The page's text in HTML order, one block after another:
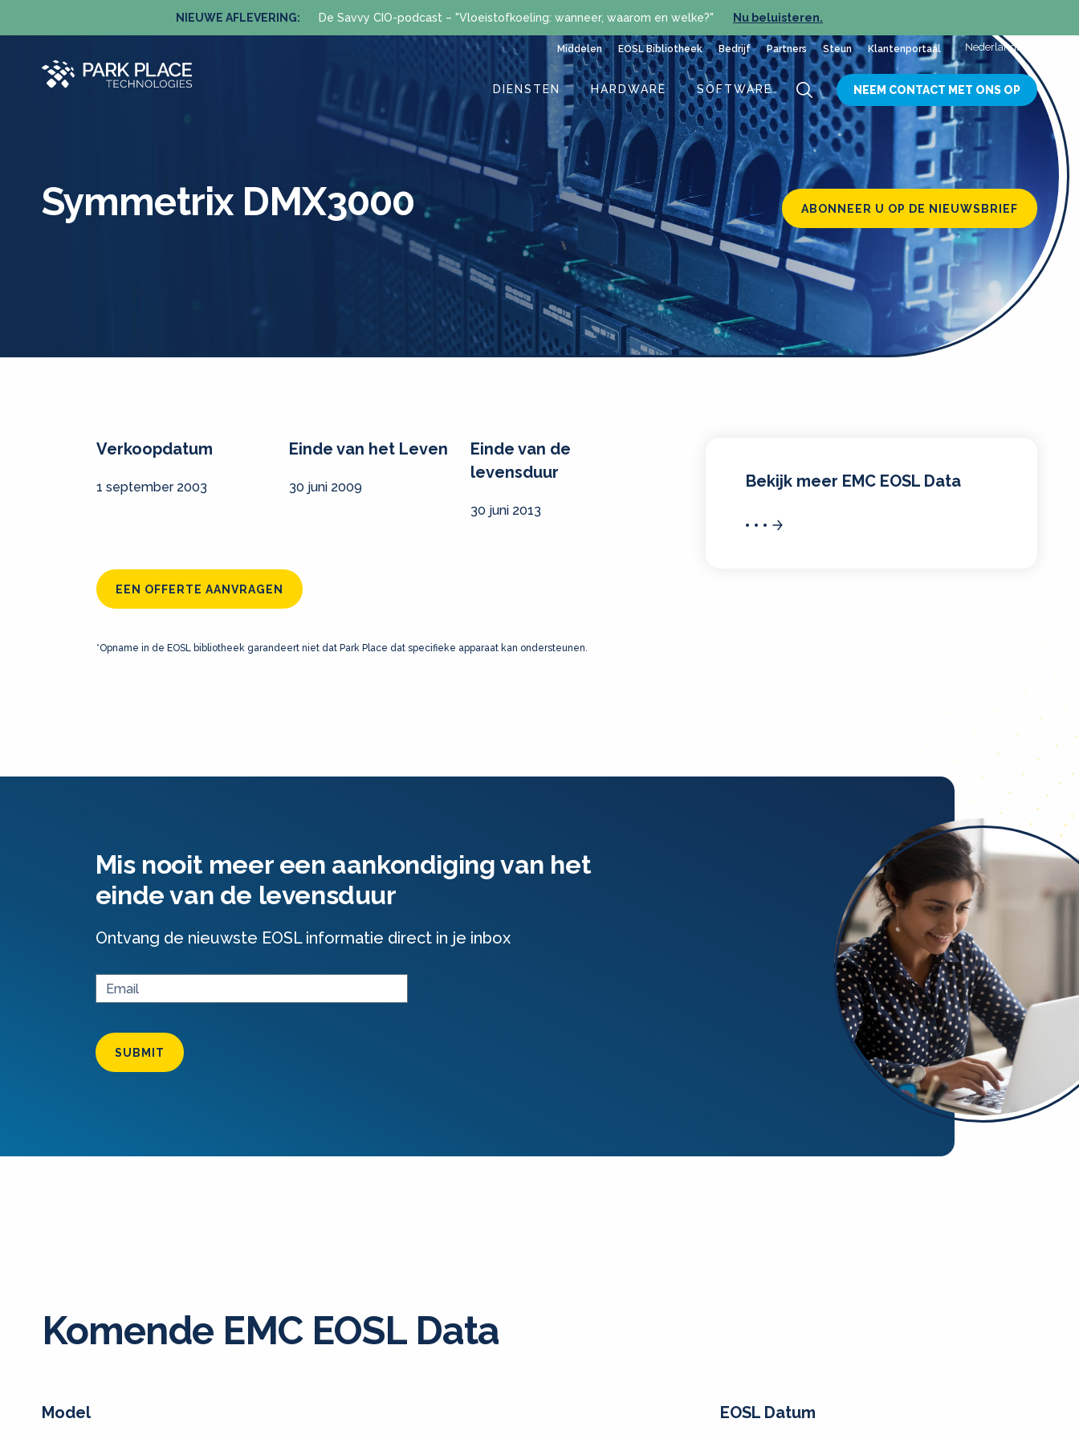
NIEUWE AFLEVERING: De Savvy CIO-podcast – "Vloeistofkoeling: wanneer, waarom en welke?" Nu beluisteren.
Middelen EOSL Bibliotheek Bedrijf Partners Steun Klantenportaal Nederlands
DIENSTEN HARDWARE SOFTWARE NEEM CONTACT MET ONS OP
ABONNEER U OP DE NIEUWSBRIEF
Symmetrix DMX3000
Verkoopdatum
1 september 2003
Einde van het Leven
30 juni 2009
Einde van de
levensduur
30 juni 2013
EEN OFFERTE AANVRAGEN
*Opname in de EOSL bibliotheek garandeert niet dat Park Place dat specifieke apparaat kan ondersteunen.
Bekijk meer EMC EOSL Data
Mis nooit meer een aankondiging van het
einde van de levensduur
Ontvang de nieuwste EOSL informatie direct in je inbox
SUBMIT
Komende EMC EOSL Data
Model EOSL Datum